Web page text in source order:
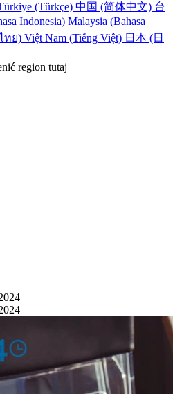
(Türkçe) 中国 (简体中文) 台
Indonesia) Malaysia (Bahasa
ทย) Việt Nam (Tiếng Việt) 日本 (日
region tutaj